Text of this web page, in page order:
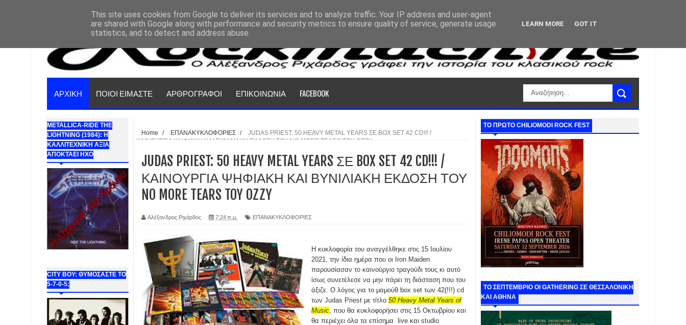
ΑΡΧΙΚΗ ΠΟΙΟΙ ΕΙΜΑΣΤΕ ΑΡΘΡΟΓΡΑΦΟΙ ΕΠΙΚΟΙΝΩΝΙΑ FACEBOOK
METALLICA-RIDE THE
LIGHTNING (1984): Η
ΚΑΛΛΙΤΕΧΝΙΚΗ ΑΞΙΑ
ΑΠΟΚΤΑΕΙ ΗΧΟ
CITY BOY: ΘΥΜΟΣΑΣΤΕ ΤΟ
5-7-0-5;
Home / ΕΠΑΝΑΚΥΚΛΟΦΟΡΙΕΣ /
JUDAS PRIEST: 50 HEAVY METAL YEARS ΣΕ BOX SET 42 CD!!! /
ΚΑΙΝΟΥΡΓΙΑ ΨΗΦΙΑΚΗ ΚΑΙ ΒΥΝΙΛΙΑΚΗ ΕΚΔΟΣΗ ΤΟΥ NO MORE TEARS TOY OZZY
JUDAS PRIEST: 50 HEAVY METAL YEARS ΣΕ BOX SET 42 CD!!! /
ΚΑΙΝΟΥΡΓΙΑ ΨΗΦΙΑΚΗ ΚΑΙ ΒΥΝΙΛΙΑΚΗ ΕΚΔΟΣΗ ΤΟΥ
NO MORE TEARS TOY OZZY
Αλέξανδρος Ριχάρδος 7:24 π.μ. ΕΠΑΝΑΚΥΚΛΟΦΟΡΙΕΣ
Η κυκλοφορία του αναγγέλθηκε στις 15 Ιουλίου
2021, την ίδια ημέρα που οι Iron Maiden
παρουσίασαν το καινούργιο τραγούδι τους κι αυτό
ίσως συνετέλεσε να μην πάρει τη διάσταση που του
άξιζε. Ο λόγος για το μαμούθ box set των 42(!!!) cd
των Judas Priest με τίτλο 50 Heavy Metal Years of
Music, που θα κυκλοφορήσει στις 15 Οκτωβρίου και
θα περιέχει όλα τα επίσημα live και studio
ΤΟ ΠΡΩΤΟ CHILIOMODI ROCK FEST
ΤΟ ΣΕΠΤΕΜΒΡΙΟ ΟΙ GATHERING ΣΕ ΘΕΣΣΑΛΟΝΙΚΗ
ΚΑΙ ΑΘΗΝΑ
This site uses cookies from Google to deliver its services and to analyze traffic. Your IP address and user-agent
are shared with Google along with performance and security metrics to ensure quality of service, generate usage
statistics, and to detect and address abuse.
LEARN MORE GOT IT